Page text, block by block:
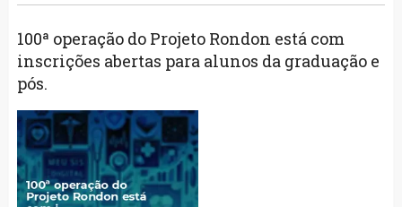
100ª operação do Projeto Rondon está com
inscrições abertas para alunos da graduação e
pós.